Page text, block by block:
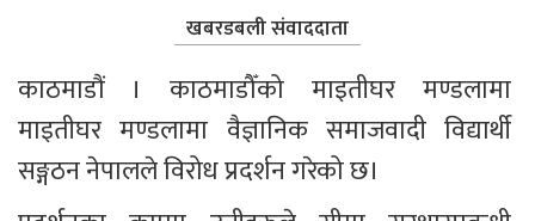
खबरडबली संवाददाता
काठमाडौं । काठमाडौँको माइतीघर मण्डलामा
माइतीघर मण्डलामा वैज्ञानिक समाजवादी विद्यार्थी
सङ्गठन नेपालले विरोध प्रदर्शन गरेको छ।